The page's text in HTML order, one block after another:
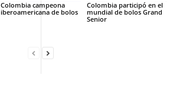
Colombia campeona
iberoamericana de bolos
Colombia participó en el
mundial de bolos Grand
Senior